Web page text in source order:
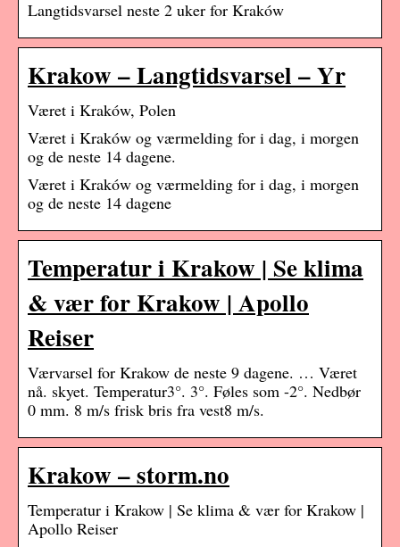
Langtidsvarsel neste 2 uker for Kraków
Krakow – Langtidsvarsel – Yr
Været i Kraków, Polen
Været i Kraków og værmelding for i dag, i morgen
og de neste 14 dagene.
Været i Kraków og værmelding for i dag, i morgen
og de neste 14 dagene
Temperatur i Krakow | Se klima
& vær for Krakow | Apollo
Reiser
Værvarsel for Krakow de neste 9 dagene. … Været
nå. skyet. Temperatur3°. 3°. Føles som -2°. Nedbør
0 mm. 8 m/s frisk bris fra vest8 m/s.
Krakow – storm.no
Temperatur i Krakow | Se klima & vær for Krakow |
Apollo Reiser